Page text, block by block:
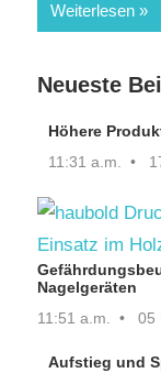
Weiterlesen
Neueste
Höhere
11:31 a.m.
Nagelgeräten
11:51 a.m.
05
Aufstieg und